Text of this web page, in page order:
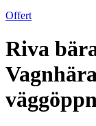
Offert
Riva